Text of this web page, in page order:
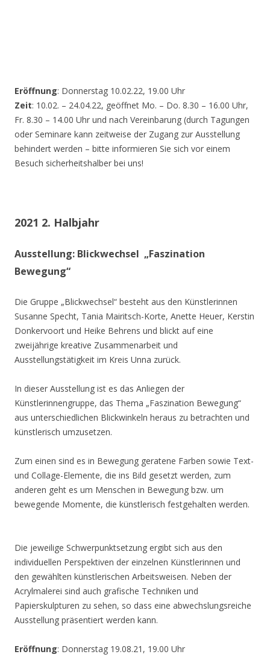
Eröffnung: Donnerstag 10.02.22, 19.00 Uhr
Zeit: 10.02. – 24.04.22, geöffnet Mo. – Do. 8.30 – 16.00 Uhr,
Fr. 8.30 – 14.00 Uhr und nach Vereinbarung (durch Tagungen
oder Seminare kann zeitweise der Zugang zur Ausstellung
behindert werden – bitte informieren Sie sich vor einem
Besuch sicherheitshalber bei uns!
2021 2. Halbjahr
Ausstellung: Blickwechsel „Faszination
Bewegung“
Die Gruppe „Blickwechsel“ besteht aus den Künstlerinnen
Susanne Specht, Tania Mairitsch-Korte, Anette Heuer, Kerstin
Donkervoort und Heike Behrens und blickt auf eine
zweijährige kreative Zusammenarbeit und
Ausstellungstätigkeit im Kreis Unna zurück.
In dieser Ausstellung ist es das Anliegen der
Künstlerinnengruppe, das Thema „Faszination Bewegung“
aus unterschiedlichen Blickwinkeln heraus zu betrachten und
künstlerisch umzusetzen.
Zum einen sind es in Bewegung geratene Farben sowie Text-
und Collage-Elemente, die ins Bild gesetzt werden, zum
anderen geht es um Menschen in Bewegung bzw. um
bewegende Momente, die künstlerisch festgehalten werden.
Die jeweilige Schwerpunktsetzung ergibt sich aus den
individuellen Perspektiven der einzelnen Künstlerinnen und
den gewählten künstlerischen Arbeitsweisen. Neben der
Acrylmalerei sind auch grafische Techniken und
Papierskulpturen zu sehen, so dass eine abwechslungsreiche
Ausstellung präsentiert werden kann.
Eröffnung: Donnerstag 19.08.21, 19.00 Uhr